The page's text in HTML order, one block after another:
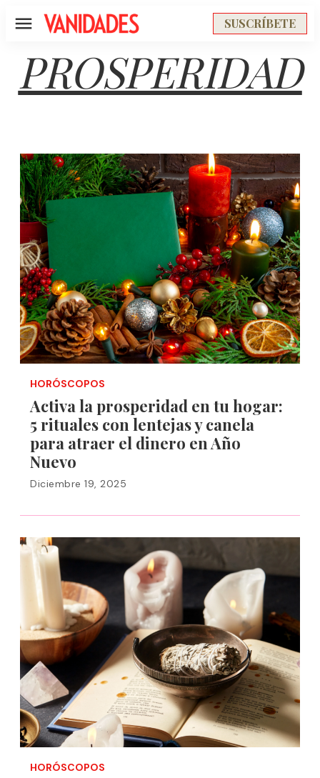
Menú SUSCRÍBETE
PROSPERIDAD
HORÓSCOPOS
Activa la prosperidad en tu hogar:
5 rituales con lentejas y canela
para atraer el dinero en Año
Nuevo
Diciembre 19, 2025
HORÓSCOPOS